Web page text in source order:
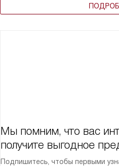
Мы помним, что вас
получите выгодное
Подпишитесь, чтобы первыми